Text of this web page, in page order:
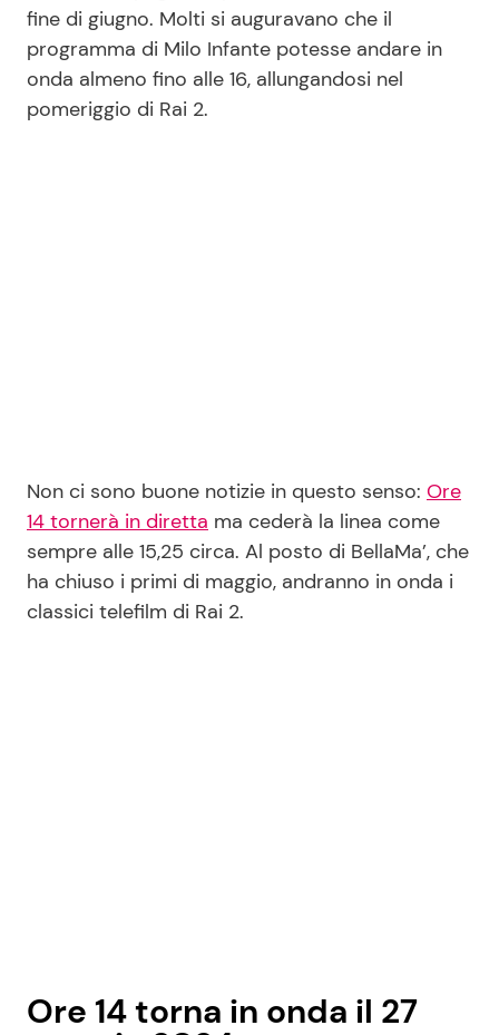
Festività Ricette per Bambini
Seguici
Privacy Policy
fine di giugno. Molti si auguravano che il
programma di Milo Infante potesse andare in
onda almeno fino alle 16, allungandosi nel
pomeriggio di Rai 2.
Non ci sono buone notizie in questo senso: Ore
14 tornerà in diretta ma cederà la linea come
sempre alle 15,25 circa. Al posto di BellaMa’, che
ha chiuso i primi di maggio, andranno in onda i
classici telefilm di Rai 2.
Ore 14 torna in onda il 27